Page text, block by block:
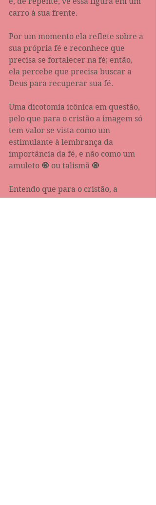
carro à sua frente.
Por um momento ela reflete sobre a
sua própria fé e reconhece que
precisa se fortalecer na fé; então,
ela percebe que precisa buscar a
Deus para recuperar sua fé.
Uma dicotomia icônica em questão,
pelo que para o cristão a imagem só
tem valor se vista como um
estimulante à lembrança da
importância da fé, e não como um
amuleto 🧿 ou talismã 🧿
Entendo que para o cristão, a
imagem deve ser vista apenas como